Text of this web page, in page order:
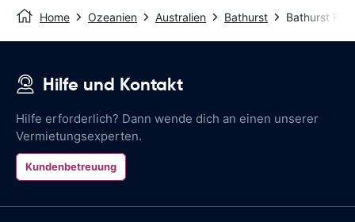
Home Ozeanien Australien Bathurst Bathurst
Hilfe und Kontakt
Hilfe erforderlich? Dann wende dich an einen unserer
Vermietungsexperten.
Kundenbetreuung